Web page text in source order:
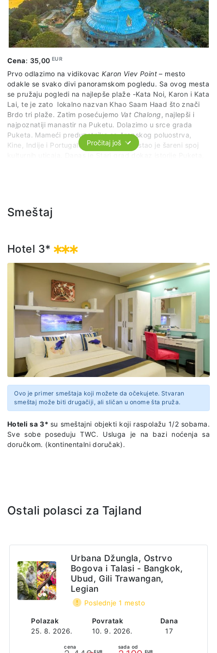
Cena: 35,00EUR
Prvo odlazimo na vidikovacKaron Viev Point – mesto
odakle se svako divi panoramskom pogledu. Sa ovog mesta
se pružaju pogledi na najlepše plaže -Kata Noi, Karon i Kata
Lai, te je zato lokalno nazvan Khao Saam Haad što znači
Brdo tri plaže. Zatim posećujemo Vat Chalong , najlepši i
najpoznatiji manastir na Puketu. Dolazimo u srce grada
Puketa. Mameći preduzetnike sa Arapskog poluostrva,
Kine, Indije i Portugalije, grad Puket postao je šareni spoj
obuhvata: stručnog licenciranog vodiča na engleskom
jeziku tokom celog izleta i organizovan prevoz po
Pročitaj još
Smeštaj
Hotel 3*
Ovo je primer smeštaja koji možete da očekujete. Stvaran
smeštaj može biti drugačiji, ali sličan u onome šta pruža.
Hoteli sa 3* su smeštajni objekti koji raspolažu 1/2 sobama.
Sve sobe poseduju TWC. Usluga je na bazi noćenja sa
doručkom. (kontinentalni doručak).
Ostali polasci za Tajland
Polazak
25. 8. 2026.
Povratak
10. 9. 2026.
Dana
17
Urbana Džungla, Ostrvo
Bogova i Talasi - Bangkok,
Ubud, Gili Trawangan,
Legian
Poslednje 1 mesto
cena
EUR
sada od
EUR